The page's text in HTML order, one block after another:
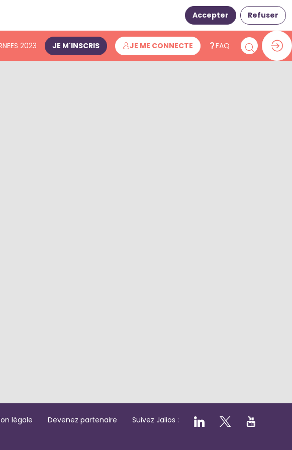
2023 JE M'INSCRIS JE ME CONNECTE FAQ
légale Devenez partenaire Suivez Jalios :
Accepter Refuser